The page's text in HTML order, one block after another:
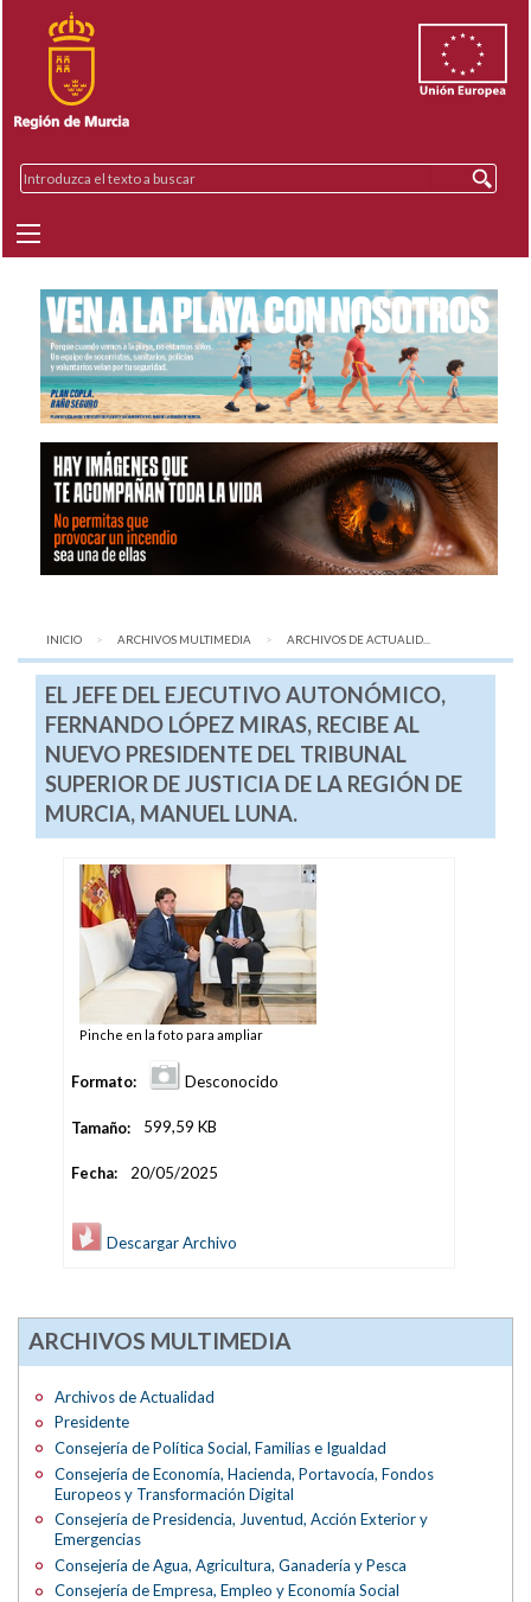
INICIO ARCHIVOS MULTIMEDIA AQUÍ:
ARCHIVOS DE ACTUALID...
EL JEFE DEL EJECUTIVO AUTONÓMICO,
FERNANDO LÓPEZ MIRAS, RECIBE AL
NUEVO PRESIDENTE DEL TRIBUNAL
SUPERIOR DE JUSTICIA DE LA REGIÓN DE
MURCIA, MANUEL LUNA.
Pinche en la foto para ampliar
Formato: Desconocido
Tamaño: 599,59 KB
Fecha: 20/05/2025
Descargar Archivo
ARCHIVOS MULTIMEDIA
Archivos de Actualidad
Presidente
Consejería de Política Social, Familias e Igualdad
Consejería de Economía, Hacienda, Portavocía, Fondos
Europeos y Transformación Digital
Consejería de Presidencia, Juventud, Acción Exterior y
Emergencias
Consejería de Agua, Agricultura, Ganadería y Pesca
Consejería de Empresa, Empleo y Economía Social